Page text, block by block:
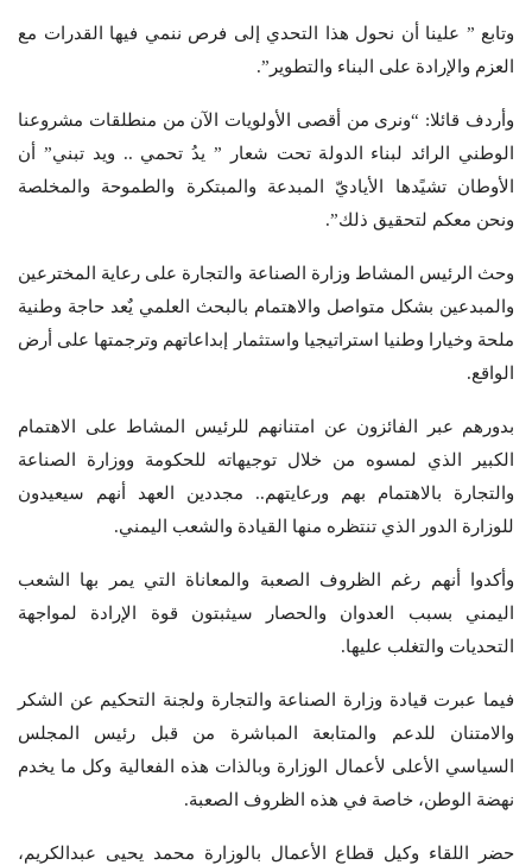
وتابع ” علينا أن نحول هذا التحدي إلى فرص ننمي فيها القدرات مع
العزم والإرادة على البناء والتطوير”.
وأردف قائلا: “ونرى من أقصى الأولويات الآن من منطلقات مشروعنا
الوطني الرائد لبناء الدولة تحت شعار ” يدُ تحمي .. ويد تبني” أن
الأوطان تشيًدها الأياديّ المبدعة والمبتكرة والطموحة والمخلصة
ونحن معكم لتحقيق ذلك”.
وحث الرئيس المشاط وزارة الصناعة والتجارة على رعاية المخترعين
والمبدعين بشكل متواصل والاهتمام بالبحث العلمي يٌعد حاجة وطنية
ملحة وخيارا وطنيا استراتيجيا واستثمار إبداعاتهم وترجمتها على أرض
الواقع.
بدورهم عبر الفائزون عن امتنانهم للرئيس المشاط على الاهتمام
الكبير الذي لمسوه من خلال توجيهاته للحكومة ووزارة الصناعة
والتجارة بالاهتمام بهم ورعايتهم.. مجددين العهد أنهم سيعيدون
للوزارة الدور الذي تنتظره منها القيادة والشعب اليمني.
وأكدوا أنهم رغم الظروف الصعبة والمعاناة التي يمر بها الشعب
اليمني بسبب العدوان والحصار سيثبتون قوة الإرادة لمواجهة
التحديات والتغلب عليها.
فيما عبرت قيادة وزارة الصناعة والتجارة ولجنة التحكيم عن الشكر
والامتنان للدعم والمتابعة المباشرة من قبل رئيس المجلس
السياسي الأعلى لأعمال الوزارة وبالذات هذه الفعالية وكل ما يخدم
نهضة الوطن، خاصة في هذه الظروف الصعبة.
حضر اللقاء وكيل قطاع الأعمال بالوزارة محمد يحيى عبدالكريم،